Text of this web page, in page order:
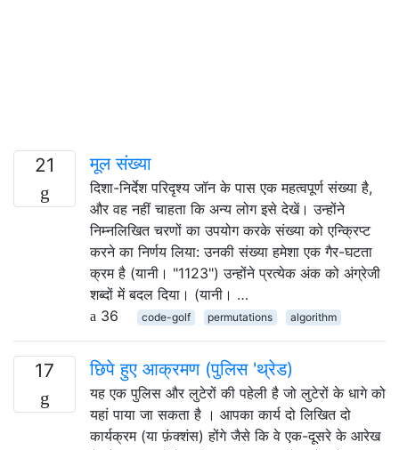
21 मूल संख्या
दिशा-निर्देश परिदृश्य जॉन के पास एक महत्वपूर्ण संख्या है,
और वह नहीं चाहता कि अन्य लोग इसे देखें। उन्होंने
निम्नलिखित चरणों का उपयोग करके संख्या को एन्क्रिप्ट
करने का निर्णय लिया: उनकी संख्या हमेशा एक गैर-घटता
क्रम है (यानी। "1123") उन्होंने प्रत्येक अंक को अंग्रेजी
शब्दों में बदल दिया। (यानी। …
36
code-golf permutations algorithm
17 छिपे हुए आक्रमण (पुलिस 'थ्रेड)
यह एक पुलिस और लुटेरों की पहेली है जो लुटेरों के धागे को
यहां पाया जा सकता है । आपका कार्य दो लिखित दो
कार्यक्रम (या फ़ंक्शंस) होंगे जैसे कि वे एक-दूसरे के आरेख